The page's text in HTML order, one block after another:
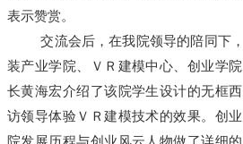
表示赞赏。
交流会后，在我院领导的陪同下
装产业学院、ＶＲ建模中心、创业学
长黄海宏介绍了该院学生设计的无框
访领导体验ＶＲ建模技术的效果。创
院发展历程与创业风云人物做了详细